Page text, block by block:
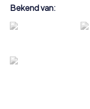
Bekend van: